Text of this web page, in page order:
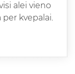
alei vieno
per kvepalai.